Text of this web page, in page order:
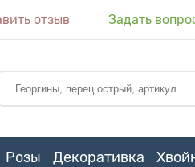
отзыв Задать
Розы Декоративка